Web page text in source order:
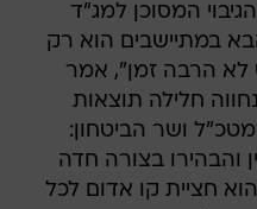
המסוכן למג"ד
במתיישבים הוא רק
לא הרבה זמן", אמר
חלילה תוצאות
ושר הביטחון:
והבהירו בצורה חדה
חציית קו אדום לכל